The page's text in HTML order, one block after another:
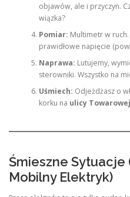
objawów, ale i przyczyn.
wiązka?
Pomiar: Multimetr w
prawidłowe napięcie
Naprawa: Lutujemy,
sterowniki. Wszystko na
Uśmiech: Odjeżdżasz o
korku na ulicy Towarowej
Śmieszne Sytuacje
Mobilny Elektryk)